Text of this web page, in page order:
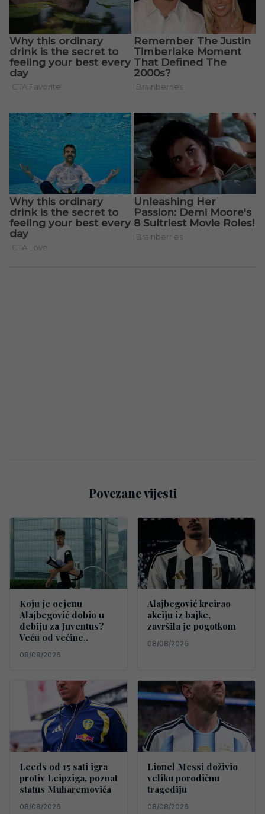
Povezane vijesti
Koju je ocjenu
Alajbegović dobio u
debiju za Juventus?
Veću od većine..
08/08/2026
Alajbegović kreirao
akciju iz bajke,
završila je pogotkom
08/08/2026
Leeds od 15 sati igra
protiv Leipziga, poznat
status Muharemovića
08/08/2026
Lionel Messi doživio
veliku porodičnu
tragediju
08/08/2026